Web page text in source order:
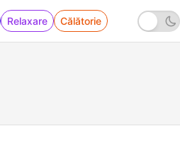
Relaxare Călătorie